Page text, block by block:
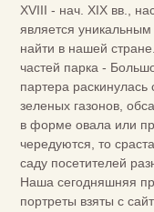
XVIII - нач. XIX вв.,
является
найти в нашей
частей парка -
партера
зеленых газонов,
в форме овала или
чередуются, то
саду посетителей
Наша сегодняшняя
портреты взяты с